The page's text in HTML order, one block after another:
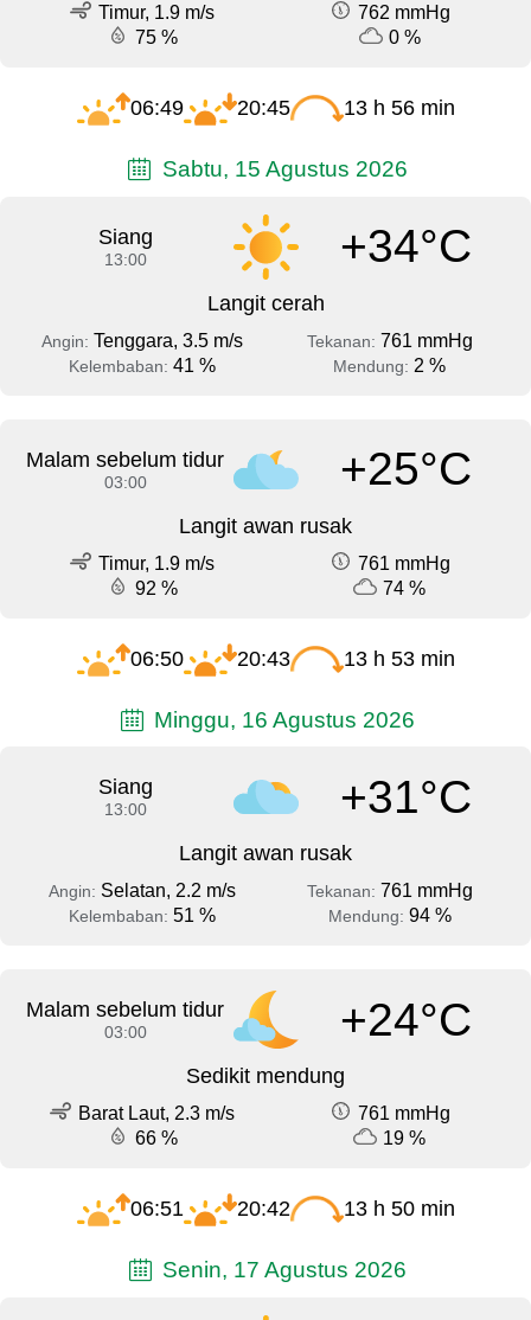
Timur, 1.9 m/s
762 mmHg
75 %
0 %
06:49 20:45 13 h 56 min
Sabtu, 15 Agustus 2026
Siang
13:00 +34°C
Langit cerah
Angin: Tenggara, 3.5 m/s Tekanan: 761 mmHg
Kelembaban: 41 % Mendung: 2 %
Malam sebelum tidur
03:00 +25°C
Langit awan rusak
Timur, 1.9 m/s
761 mmHg
92 %
74 %
06:50 20:43 13 h 53 min
Minggu, 16 Agustus 2026
Siang
13:00 +31°C
Langit awan rusak
Angin: Selatan, 2.2 m/s Tekanan: 761 mmHg
Kelembaban: 51 % Mendung: 94 %
Malam sebelum tidur
03:00 +24°C
Sedikit mendung
Barat Laut, 2.3 m/s
761 mmHg
66 %
19 %
06:51 20:42 13 h 50 min
Senin, 17 Agustus 2026